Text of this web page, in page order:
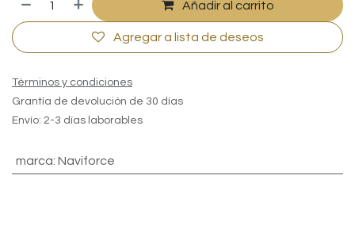
Añadir al carrito
Agregar a lista de deseos
Términos y condiciones
Grantía de devolución de 30 días
Envío: 2-3 días laborables
marca: Naviforce